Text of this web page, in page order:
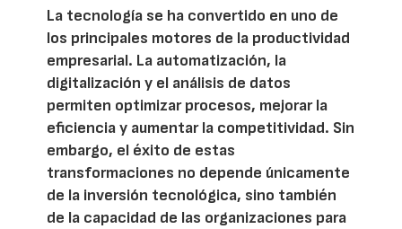
La tecnología se ha convertido en uno de
los principales motores de la productividad
empresarial. La automatización, la
digitalización y el análisis de datos
permiten optimizar procesos, mejorar la
eficiencia y aumentar la competitividad. Sin
embargo, el éxito de estas
transformaciones no depende únicamente
de la inversión tecnológica, sino también
de la capacidad de las organizaciones para